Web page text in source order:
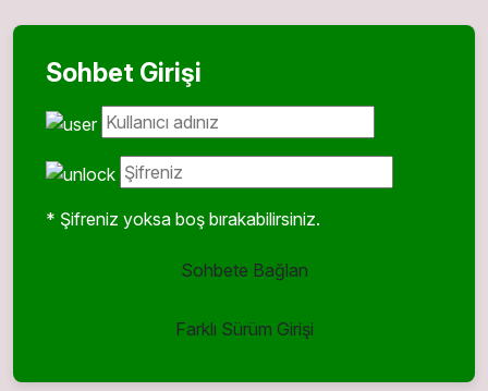
Sohbet Girişi
* Şifreniz yoksa boş bırakabilirsiniz.
Sohbete Bağlan
Farklı Sürüm Girişi